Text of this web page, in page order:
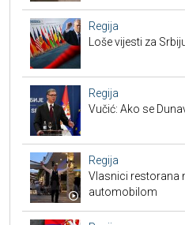
Regija
Loše vijesti za
Regija
Vučić: Ako se
Regija
Vlasnici restorana
automobilom